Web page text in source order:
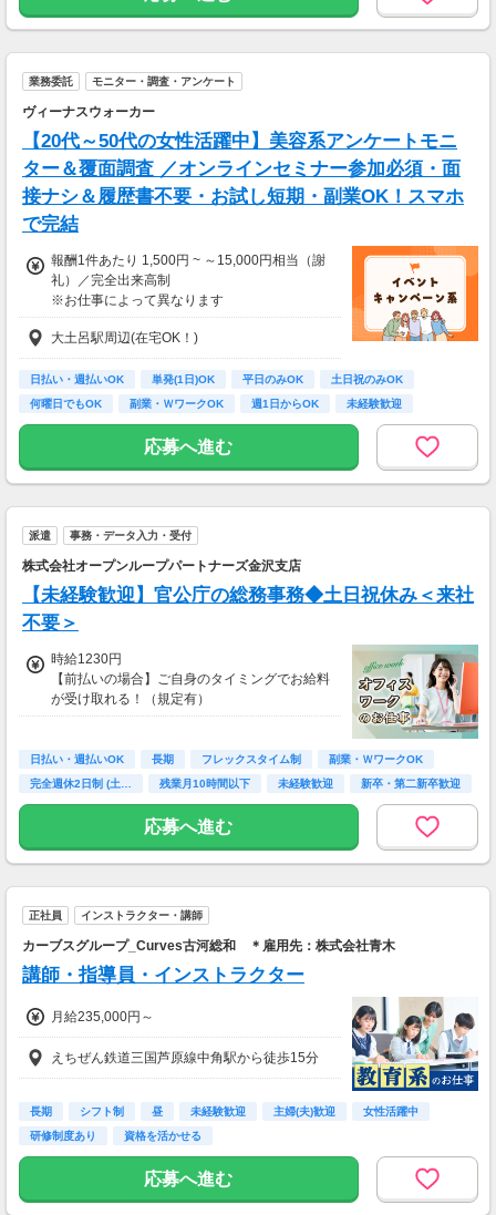
業務委託 モニター・調査・アンケート
ヴィーナスウォーカー
【20代～50代の女性活躍中】美容系アンケートモニ
ター＆覆面調査 ／オンラインセミナー参加必須・面
接ナシ＆履歴書不要・お試し短期・副業OK！スマホ
で完結
報酬1件あたり 1,500円 ~ ～15,000円相当（謝
礼）／完全出来高制
※お仕事によって異なります
※アンケート回答後、内容確認・承認を経て謝
礼をお支払いします
【お仕事の一例】
◆ 美容サプリのお試しモニター
キレイになりながらポイントがもらえる、人気
のモニターです！
・所要時間：10～20分
・謝礼金 ：500PT（1P＝1円）＋商品提供あ
◆ コスメのお試しモニター
ュー！
美容好きにぴったりの、楽しみながらできるお
仕事です。
・所要時間：10～20分
・謝礼金 ：500PT（1P＝1円）＋商品提供あ
◆ 生活に役立つサービスの調査
・案件数 ：10～20件
・謝礼 ：2,000～10,000PT（1P＝1円）
★今だけ！お得なキャンペーン実施中★
電話セミナーに参加 & モニター応募完了で、A
mazonギフトカード2,000円分をプレゼント！
大土呂駅周辺(在宅OK！)
日払い・週払いOK 単発(1日)OK 平日のみOK
土日祝のみOK
何曜日でもOK
副業・ＷワークOK 週1日からOK
未経験歓迎
大学生歓迎
応募へ進む
派遣 事務・データ入力・受付
株式会社オープンループパートナーズ金沢支店
【未経験歓迎】官公庁の総務事務◆土日祝休み＜来社
不要＞
時給1230円
【前払いの場合】ご自身のタイミングでお給料
が受け取れる！（規定有）
【月払いの場合】月末締め・翌月15日払い
日払い・週払いOK 長期 フレックスタイム制
副業・ＷワークOK
完全週休2日制 (土…
残業月10時間以下 未経験歓迎
新卒・第二新卒歓迎
主婦(夫)歓迎
応募へ進む
正社員 インストラクター・講師
カーブスグループ_Curves古河総和 ＊雇用先：株式会社青木
講師・指導員・インストラクター
月給235,000円～
えちぜん鉄道三国芦原線中角駅から徒歩15分
長期 シフト制 昼 未経験歓迎 主婦(夫)歓迎
女性活躍中
研修制度あり
資格を活かせる
応募へ進む